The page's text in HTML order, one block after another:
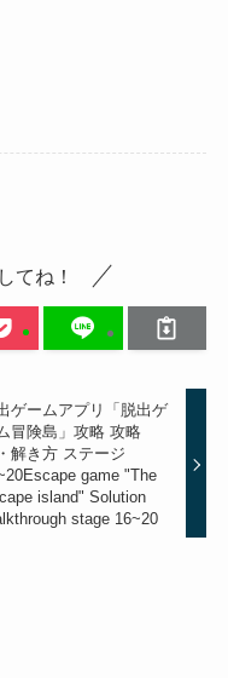
てね！
ゲームアプリ「脱出ゲ
冒険島」攻略 攻略
解き方 ステージ
Escape game "The
island" Solution
stage 16~20